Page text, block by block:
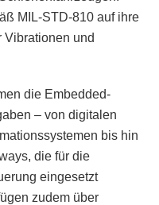
MIL-STD-810 auf ihre
Vibrationen und
die Embedded-
– von digitalen
bis hin
die für die
eingesetzt
zudem über